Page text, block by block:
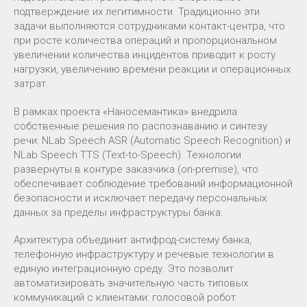
подтверждение их легитимности. Традиционно эти
задачи выполняются сотрудниками контакт-центра, что
при росте количества операций и пропорциональном
увеличении количества инцидентов приводит к росту
нагрузки, увеличению времени реакции и операционных
затрат.
В рамках проекта «Наносемантика» внедрила
собственные решения по распознаванию и синтезу
речи: NLab Speech ASR (Automatic Speech Recognition) и
NLab Speech TTS (Text-to-Speech). Технологии
развернуты в контуре заказчика (on-premise), что
обеспечивает соблюдение требований информационной
безопасности и исключает передачу персональных
данных за пределы инфраструктуры банка.
Архитектура объединит антифрод-систему банка,
телефонную инфраструктуру и речевые технологии в
единую интеграционную среду. Это позволит
автоматизировать значительную часть типовых
коммуникаций с клиентами: голосовой робот